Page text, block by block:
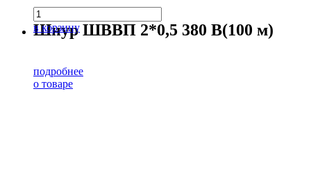
в корзину
Шнур ШВВП 2*0,5 380 В(100 м)
подробнее
о товаре